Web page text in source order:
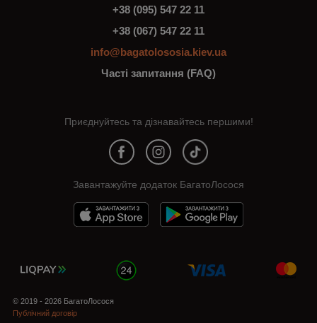
+38 (095) 547 22 11
+38 (067) 547 22 11
info@bagatolososia.kiev.ua
Часті запитання (FAQ)
Завантажуйте додаток БагатоЛосося
Приєднуйтесь та дізнавайтесь першими!
© 2019 - 2026 БагатоЛосося
Публічний договір